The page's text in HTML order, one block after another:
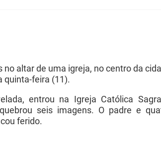
altar de uma igreja, no centro da
quinta-feira (11).
entrou na Igreja Católica
seis imagens. O padre e
ferido.